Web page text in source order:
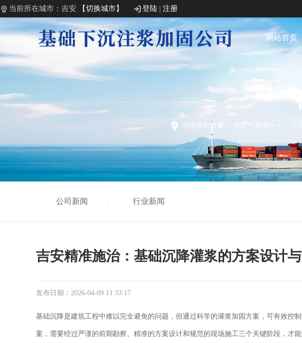
当前所在城市：吉安 【切换城市】 登陆 | 注册
网站首页
您现在的位置： 首页 > 新闻中心 > 吉
公司新闻 行业新闻
吉安精准施治：基础沉降灌浆的方案设计
发布日期：2026-04-09 11:33:17
基础沉降是建筑工程中难以完全避免的问题，但通过科学的灌浆加固方案，可有效控
案，需要经过严谨的前期勘察、精准的方案设计和规范的现场施工三个关键阶段，才能